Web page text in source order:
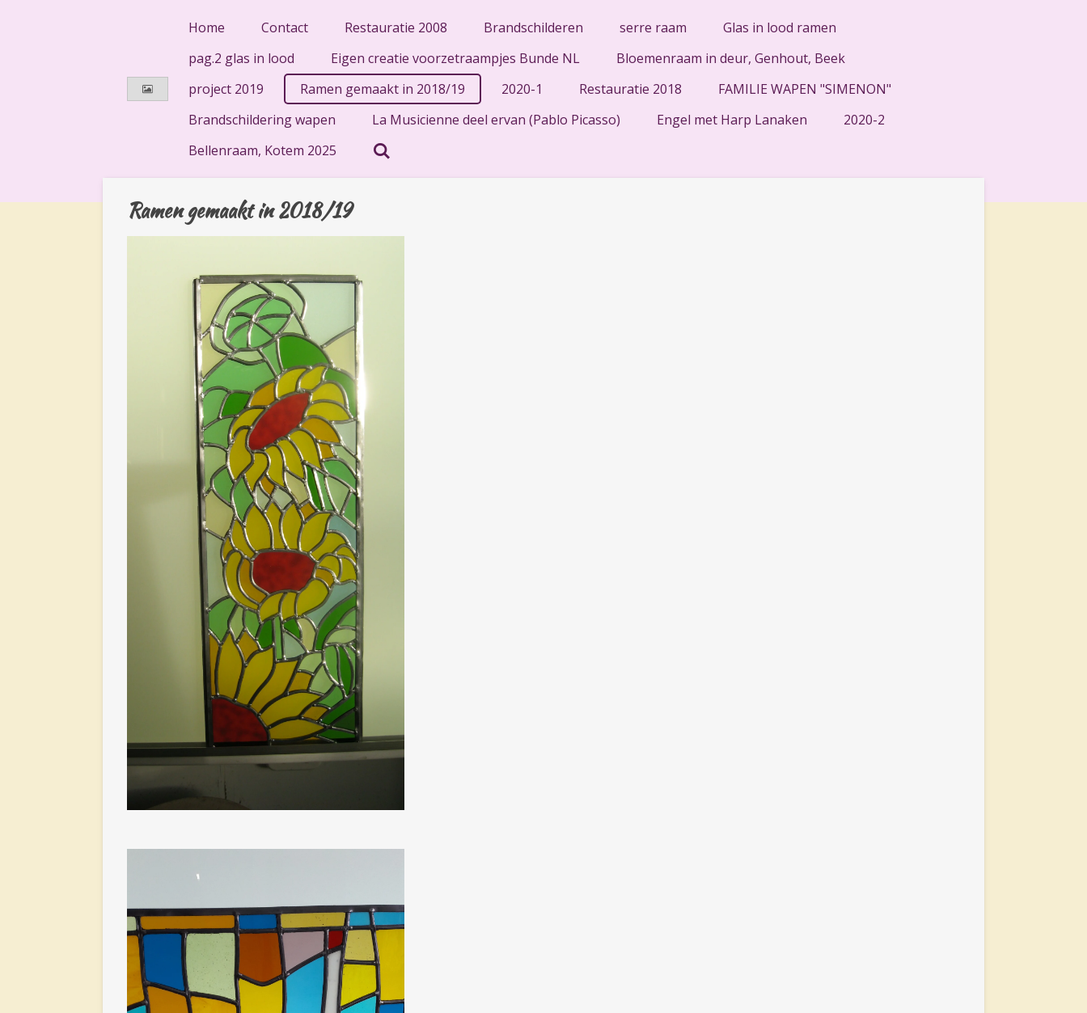
Home Contact Restauratie 2008 Brandschilderen serre raam
Glas in lood ramen
pag.2 glas in lood
Eigen creatie voorzetraampjes Bunde NL
Bloemenraam in deur, Genhout, Beek
project 2019
Ramen gemaakt in 2018/19 2020-1 Restauratie 2018
FAMILIE WAPEN "SIMENON"
Brandschildering wapen
La Musicienne deel ervan (Pablo Picasso) Engel met Harp Lanaken
2020-2
Bellenraam, Kotem 2025
Ramen gemaakt in 2018/19